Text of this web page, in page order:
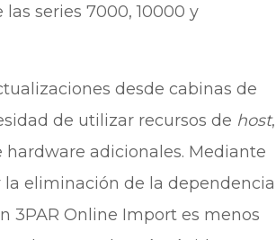
las series 7000, 10000 y
desde cabinas de
de utilizar recursos de host,
adicionales. Mediante
eliminación de la dependencia
3PAR Online Import es menos